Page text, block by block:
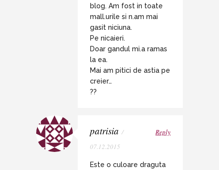
blog. Am fost in toate
mall.urile si n.am mai
gasit niciuna.
Pe nicaieri.
Doar gandul mi.a ramas
la ea.
Mai am pitici de astia pe
creier…
??
patrisia /
07.12.2015
Reply
Este o culoare draguta